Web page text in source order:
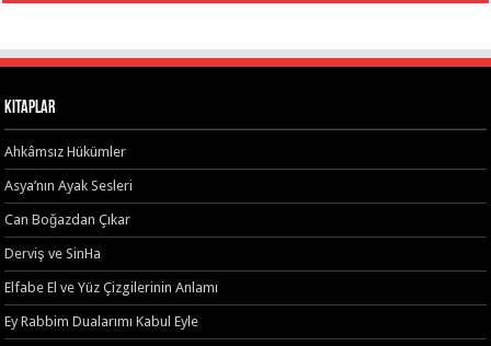
Kitaplar
Ahkâmsız Hükümler
Asya’nın Ayak Sesleri
Can Boğazdan Çıkar
Derviş ve SinHa
Elfabe El ve Yüz Çizgilerinin Anlamı
Ey Rabbim Dualarımı Kabul Eyle